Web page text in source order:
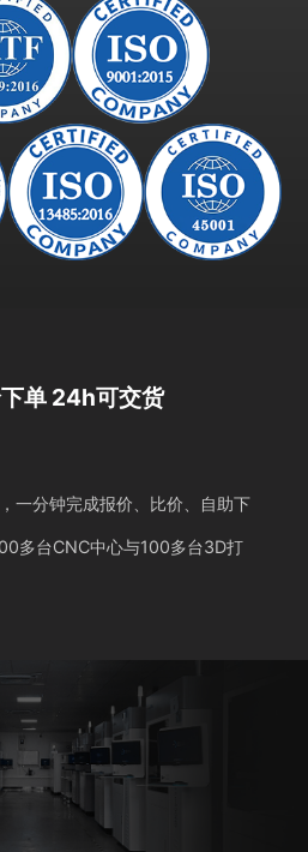
单 24h可交货
一分钟完成报价、比价、自助下
多台CNC中心与100多台3D打